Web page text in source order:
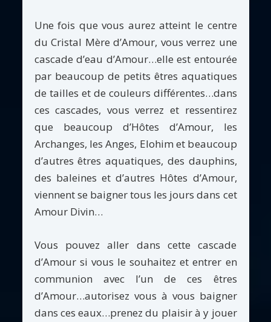
Une fois que vous aurez atteint le centre
du Cristal Mère d’Amour, vous verrez une
cascade d’eau d’Amour…elle est entourée
par beaucoup de petits êtres aquatiques
de tailles et de couleurs différentes…dans
ces cascades, vous verrez et ressentirez
que beaucoup d’Hôtes d’Amour, les
Archanges, les Anges, Elohim et beaucoup
d’autres êtres aquatiques, des dauphins,
des baleines et d’autres Hôtes d’Amour,
viennent se baigner tous les jours dans cet
Amour Divin…
Vous pouvez aller dans cette cascade
d’Amour si vous le souhaitez et entrer en
communion avec l’un de ces êtres
d’Amour…autorisez vous à vous baigner
dans ces eaux…prenez du plaisir à y jouer